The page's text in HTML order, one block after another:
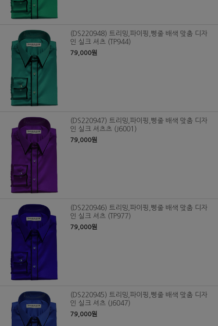
(DS220948) 트리밍,파이핑,삥줄 배색 맞춤 디자
인 실크 셔츠 (TP944)
79,000원
(DS220947) 트리밍,파이핑,삥줄 배색 맞춤 디자
인 실크 셔츠츠 (J6001)
79,000원
(DS220946) 트리밍,파이핑,삥줄 배색 맞춤 디자
인 실크 셔츠 (TP977)
79,000원
(DS220945) 트리밍,파이핑,삥줄 배색 맞춤 디자
인 실크 셔츠 (J6047)
79,000원